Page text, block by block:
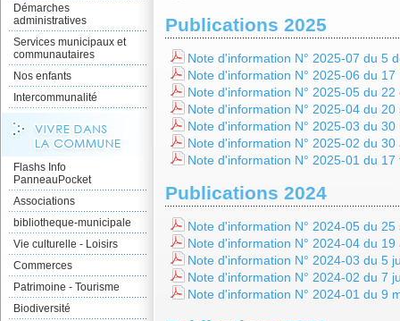
Démarches
administratives
Services municipaux et
communautaires
Nos enfants
Intercommunalité
Flashs Info
PanneauPocket
Associations
bibliotheque-municipale
Vie culturelle - Loisirs
Commerces
Patrimoine - Tourisme
Biodiversité
Publications 2025
Note d'information N° 2025-07 du 5
Note d'information N° 2025-06 du
Note d'information N° 2025-05 du
Note d'information N° 2025-04 du
Note d'information N° 2025-03 du 30
Note d'information N° 2025-02 du 30
Note d'information N° 2025-01 du
Publications 2024
Note d'information N° 2024-05 du
Note d'information N° 2024-04 du 19
Note d'information N° 2024-03 du 5
Note d'information N° 2024-02 du 7
Note d'information N° 2024-01 du 9